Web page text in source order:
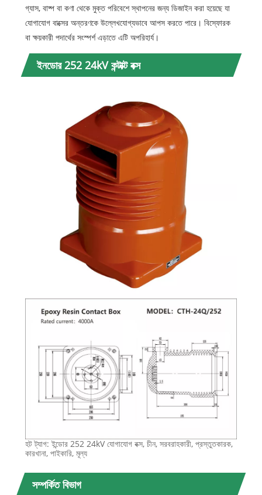
গ্যাস, বাষ্প বা কণা থেকে মুক্ত পরিবেশে স্থাপনের জন্য ডিজাইন করা হয়েছে যা
যোগাযোগ বাক্সের অন্তরণকে উল্লেখযোগ্যভাবে আপস করতে পারে। বিস্ফোরক
বা ক্ষয়কারী পদার্থের সংস্পর্শ এড়াতে এটি অপরিহার্য।
ইনডোর 252 24kV কন্টাক্ট বক্স
হট ট্যাগ: ইন্ডোর 252 24kV যোগাযোগ বক্স, চীন, সরবরাহকারী, প্রস্তুতকারক,
কারখানা, পাইকারি, মূল্য
সম্পর্কিত বিভাগ